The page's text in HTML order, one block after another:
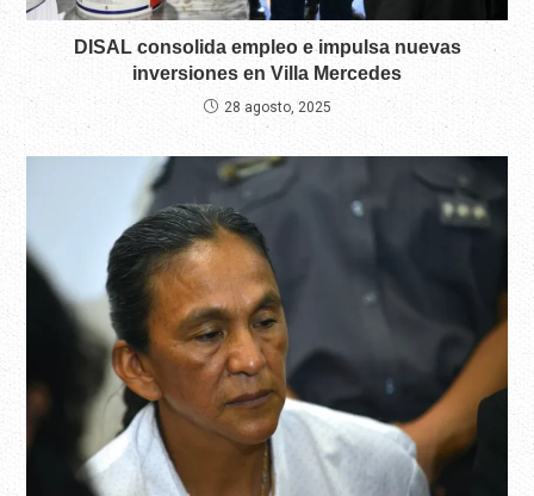
DISAL consolida empleo e impulsa nuevas
inversiones en Villa Mercedes
28 agosto, 2025